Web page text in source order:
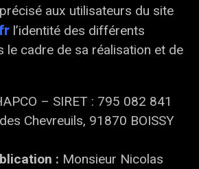
aux utilisateurs du site
l’identité des différents
le cadre de sa réalisation et de
– SIRET : 795 082 841
Chevreuils, 91870 BOISSY
: Monsieur Nicolas